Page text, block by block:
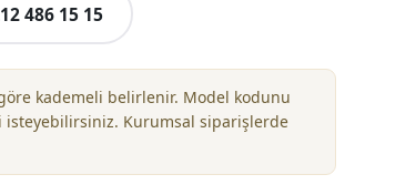
486 15 15
kademeli belirlenir. Model kodunu
isteyebilirsiniz. Kurumsal siparişlerde